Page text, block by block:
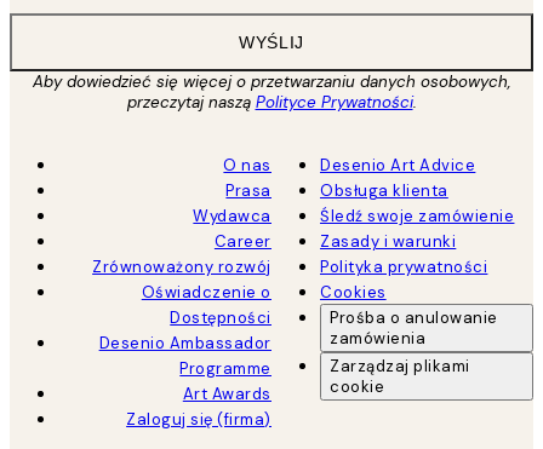
WYŚLIJ
Aby dowiedzieć się więcej o przetwarzaniu danych osobowych,
przeczytaj naszą Polityce Prywatności.
O nas
Prasa
Wydawca
Career
Zrównoważony rozwój
Oświadczenie o
Dostępności
Desenio Ambassador
Programme
Art Awards
Zaloguj się (firma)
Desenio Art Advice
Obsługa klienta
Śledź swoje zamówienie
Zasady i warunki
Polityka prywatności
Cookies
Prośba o anulowanie
zamówienia
Zarządzaj plikami
cookie